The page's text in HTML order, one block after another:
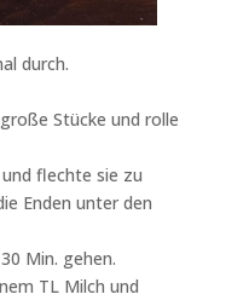
durch.
Stücke und rolle
flechte sie zu
Enden unter den
Min. gehen.
TL Milch und